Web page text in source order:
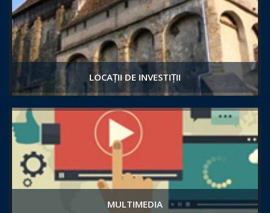
LOCAȚII DE INVESTIȚII
MULTIMEDIA